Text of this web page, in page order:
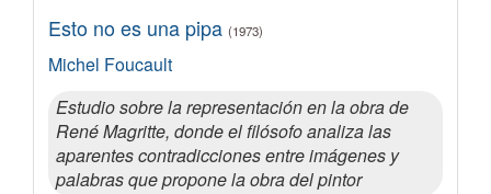
Esto no es una pipa (1973)
Michel Foucault
Estudio sobre la representación en la obra de
René Magritte, donde el filósofo analiza las
aparentes contradicciones entre imágenes y
palabras que propone la obra del pintor